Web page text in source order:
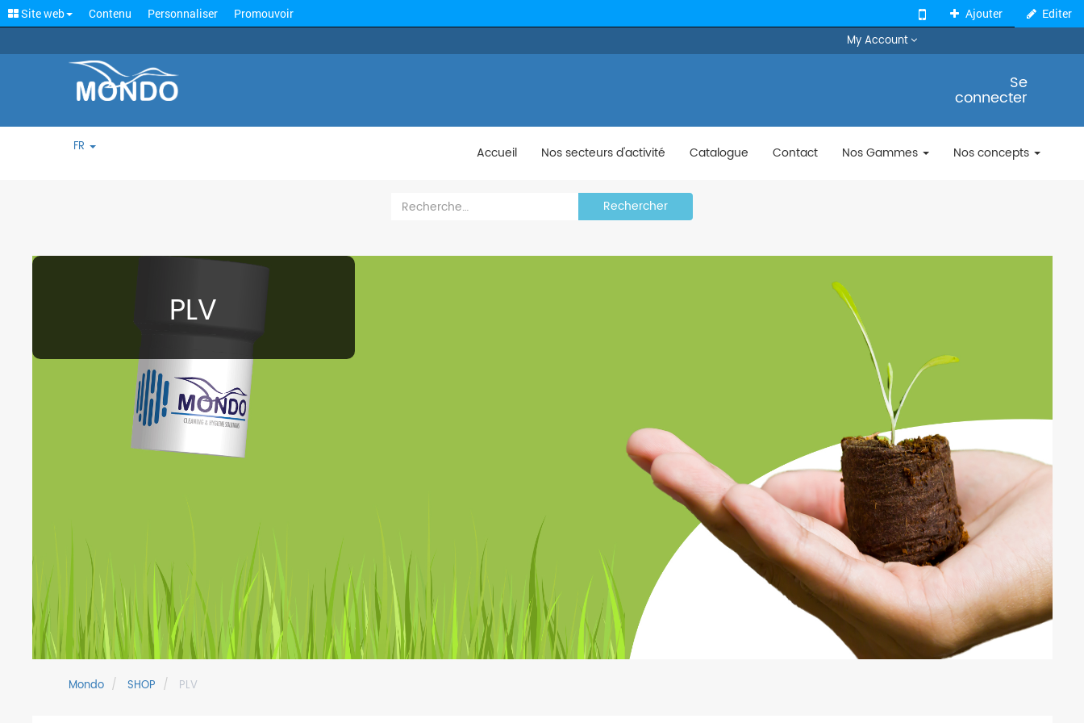
Site web Contenu Personnaliser Promouvoir Ajouter Editer
My Account
Se
connecter
FR Accueil Nos secteurs d'activité Catalogue Contact Nos Gammes Nos concepts
Rechercher
PLV
Mondo SHOP PLV